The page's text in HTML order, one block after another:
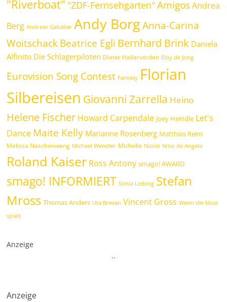
"Riverboat" "ZDF-Fernsehgarten" Amigos Andrea
Berg Andreas Gabalier Andy Borg Anna-Carina
WoitschackBeatrice Egli Bernhard Brink Daniela
Alfinito Die Schlagerpiloten Dieter Hallervorden Eloy de Jong
Eurovision Song Contest Fantasy Florian
Silbereisen Giovanni Zarrella Heino
Helene Fischer Howard Carpendale Joey Heindle Let's
Dance Maite Kelly Marianne Rosenberg Matthias Reim
Melissa Naschenweng Michael Wendler Michelle Nicole Nino de Angelo
Roland Kaiser Ross Antony smago! AWARD
smago! INFORMIERT Sonia Liebing Stefan
Mross Thomas Anders Uta Bresan Vincent Gross Wenn die Musi
spielt
Anzeige
..
Anzeige